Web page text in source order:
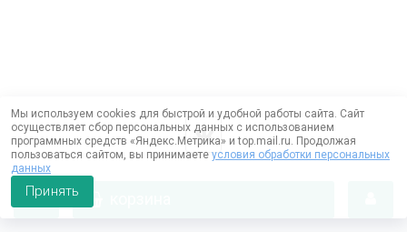
Мы используем cookies для быстрой и удобной работы сайта. Сайт
осуществляет сбор персональных данных с использованием
программных средств «Яндекс.Метрика» и top.mail.ru. Продолжая
пользоваться сайтом, вы принимаете условия обработки персональных
данных
Принять